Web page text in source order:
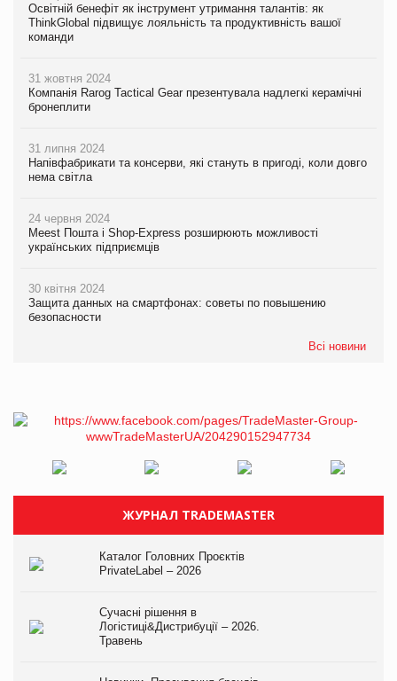
Освітній бенефіт як інструмент утримання талантів: як
ThinkGlobal підвищує лояльність та продуктивність вашої
команди
31 жовтня 2024
Компанія Rarog Tactical Gear презентувала надлегкі керамічні
бронеплити
31 липня 2024
Напівфабрикати та консерви, які стануть в пригоді, коли довго
нема світла
24 червня 2024
Meest Пошта і Shop-Express розширюють можливості
українських підприємців
30 квітня 2024
Защита данных на смартфонах: советы по повышению
безопасности
Всі новини
ЖУРНАЛ TRADEMASTER
Каталог Головних Проєктів
PrivateLabel – 2026
Сучасні рішення в
Логістиці&Дистрибуції – 2026.
Травень